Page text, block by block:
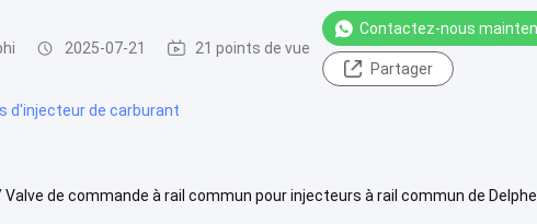
2025-07-21 21 points de vue
Contactez-nous
Partager
d'injecteur de carburant
de commande à rail commun pour injecteurs à rail commun de